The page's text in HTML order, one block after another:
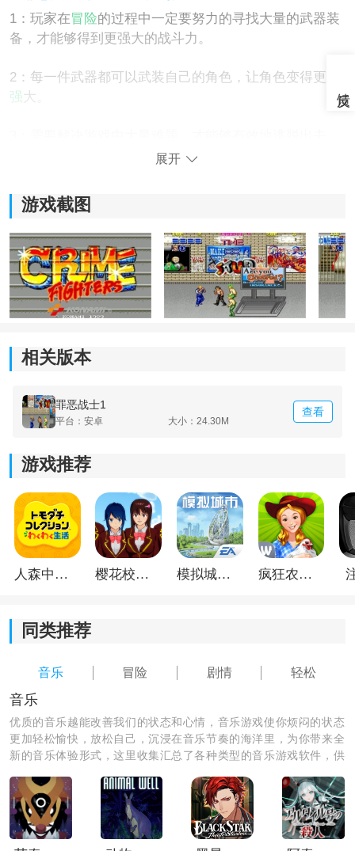
1：玩家在冒险的过程中一定要努力的寻找大量的武器装
备，才能够得到更强大的战斗力。
2：每一件武器都可以武装自己的角色，让角色变得更
强大。
《罪恶战士1手机版》游戏亮点：
1：给玩家带来了节奏感，非常强烈的音乐可以拥有非常
舒适的感受。
2：跟随着音乐的节奏，能够有效地完成战斗触发角色的
连招。
3：有很多精彩的剧情故事，可以把玩家快速带入在游戏
中，享受到非常独特的战斗氛围。
《罪恶战士1手机版》小编点评：
这款游戏采用了特别独特的像素画风进行打造，玩家可
以根据个人的喜好，在不同的战斗模式中随意地完成挑
选，找到适合自己的战斗方式，可以有效的击退大量的
展开
游戏截图
相关版本
罪恶战士1
平台：安卓 大小：24.30M
查看
游戏推荐
人森中文版 樱花校园模拟器1.048.00中文版 模拟城市我是巿长联机版 疯狂农场3美国派19
同类推荐
音乐 冒险 剧情 轻松
音乐
优质的音乐越能改善我们的状态和心情，音乐游戏使你烦闷的状态
更加轻松愉快，放松自己，沉浸在音乐节奏的海洋里，为你带来全
新的音乐体验形式，这里收集汇总了各种类型的音乐游戏软件，供